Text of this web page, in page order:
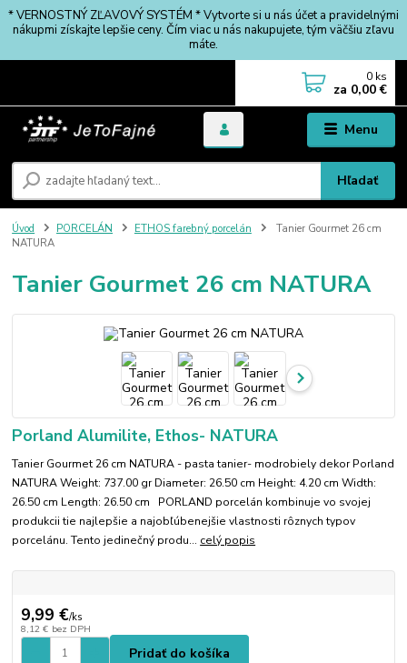
* VERNOSTNÝ ZĽAVOVÝ SYSTÉM * Vytvorte si u nás účet a pravidelnými
nákupmi získajte lepšie ceny. Čím viac u nás nakupujete, tým väčšiu zľavu
máte.
Menu
Hľadať
0 ks
za 0,00 €
Úvod PORCELÁN ETHOS farebný porcelán
Tanier Gourmet 26 cm
NATURA
Tanier Gourmet 26 cm NATURA
Porland Alumilite, Ethos- NATURA
Tanier Gourmet 26 cm NATURA - pasta tanier- modrobiely dekor Porland
NATURA Weight: 737.00 gr Diameter: 26.50 cm Height: 4.20 cm Width:
26.50 cm Length: 26.50 cm PORLAND porcelán kombinuje vo svojej
produkcii tie najlepšie a najobľúbenejšie vlastnosti rôznych typov
porcelánu. Tento jedinečný produ... celý popis
9,99 €/ks
8,12 € bez DPH
Pridať do košíka